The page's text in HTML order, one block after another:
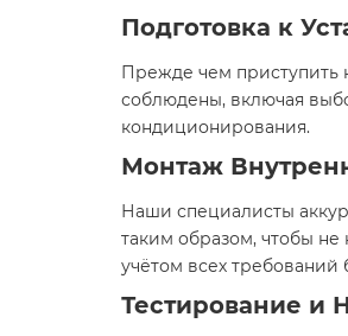
Подготовка к
Прежде чем приступить
соблюдены, включая
кондиционирования.
Монтаж
Наши специалисты
таким образом, чтобы
учётом всех требований
Тестирование и